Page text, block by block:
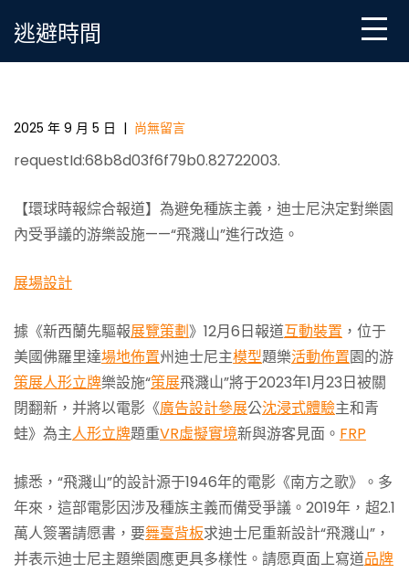
逃避時間
拒絕種族主義，迪士08靠設計虛擬實境尼重塑經典項
2025 年 9 月 5 日 | 尚無留言
requestId:68b8d03f6f79b0.82722003.
【環球時報綜合報道】為避免種族主義，迪士尼決定對樂園
內受爭議的游樂設施——“飛濺山”進行改造。
展場設計
據《新西蘭先驅報展覽策劃》12月6日報道互動裝置 ，位于
美國佛羅里達場地佈置州迪士尼主模型題樂活動佈置園的游
策展人形立牌樂設施“策展飛濺山”將于2023年1月23日被關
閉翻新，并將以電影《廣告設計參展公沈浸式體驗主和青
蛙》為主人形立牌題重VR虛擬實境新與游客見面。 FRP
據悉，“飛濺山”的設計源于1946年的電影《南方之歌》。多
年來，這部電影因涉及種族主義而備受爭議。2019年，超2.1
萬人簽署請愿書，要舞臺背板求迪士尼重新設計“飛濺山”，
并表示迪士尼主題樂園應更具多樣性。請愿頁面上寫道品牌